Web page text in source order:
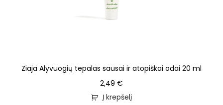
Ziaja Alyvuogių tepalas sausai ir atopiškai odai 20 ml
2,49 €
Į krepšelį